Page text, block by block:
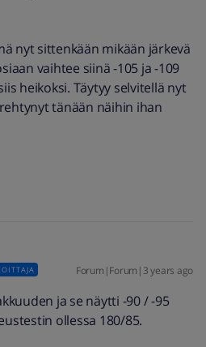
nyt sittenkään mikään järkevä
vaihtee siinä -105 ja -109
heikoksi. Täytyy selvitellä nyt
tänään näihin ihan
Forum|Forum|3 years ago
ja se näytti -90 / -95
ollessa 180/85.